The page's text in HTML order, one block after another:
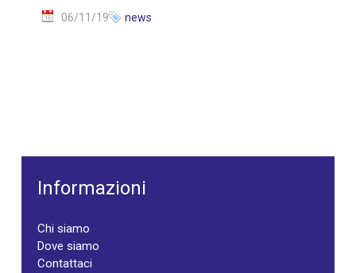
06/11/19 news
Informazioni
Chi siamo
Dove siamo
Contattaci